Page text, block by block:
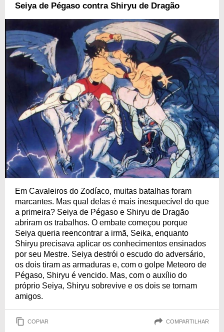
Seiya de Pégaso contra Shiryu de Dragão
Em Cavaleiros do Zodíaco, muitas batalhas foram
marcantes. Mas qual delas é mais inesquecível do que
a primeira? Seiya de Pégaso e Shiryu de Dragão
abriram os trabalhos. O embate começou porque
Seiya queria reencontrar a irmã, Seika, enquanto
Shiryu precisava aplicar os conhecimentos ensinados
por seu Mestre. Seiya destrói o escudo do adversário,
os dois tiram as armaduras e, com o golpe Meteoro de
Pégaso, Shiryu é vencido. Mas, com o auxílio do
próprio Seiya, Shiryu sobrevive e os dois se tornam
amigos.
COPIAR COMPARTILHAR